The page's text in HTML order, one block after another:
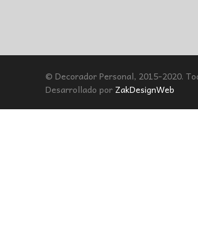
© Decorador Personal, 2015-2020.
Desarrollado por ZakDesignWeb